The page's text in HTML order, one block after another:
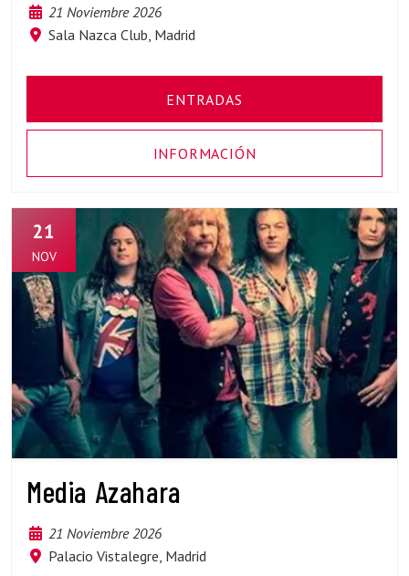
21 Noviembre 2026
Sala Nazca Club, Madrid
ENTRADAS
INFORMACIÓN
21
NOV
Media Azahara
21 Noviembre 2026
Palacio Vistalegre, Madrid